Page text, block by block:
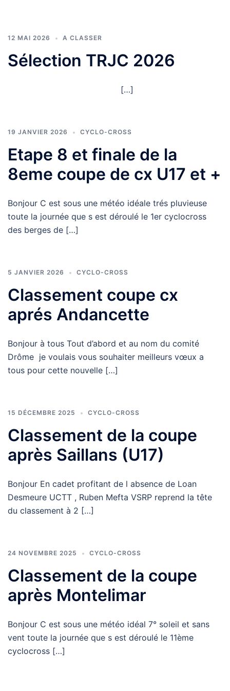
12 MAI 2026 A CLASSER
Sélection TRJC 2026
[…]
19 JANVIER 2026 CYCLO-CROSS
Etape 8 et finale de la
8eme coupe de cx U17 et +
Bonjour C est sous une météo idéale trés pluvieuse
toute la journée que s est déroulé le 1er cyclocross
des berges de […]
5 JANVIER 2026 CYCLO-CROSS
Classement coupe cx
aprés Andancette
Bonjour à tous Tout d’abord et au nom du comité
Drôme je voulais vous souhaiter meilleurs vœux a
tous pour cette nouvelle […]
15 DÉCEMBRE 2025 CYCLO-CROSS
Classement de la coupe
après Saillans (U17)
Bonjour En cadet profitant de l absence de Loan
Desmeure UCTT , Ruben Mefta VSRP reprend la tête
du classement à 2 […]
24 NOVEMBRE 2025 CYCLO-CROSS
Classement de la coupe
après Montelimar
Bonjour C est sous une météo idéal 7° soleil et sans
vent toute la journée que s est déroulé le 11ème
cyclocross […]